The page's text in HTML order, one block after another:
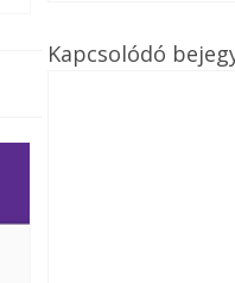
vagy táblagépen.
Kapcsolódó